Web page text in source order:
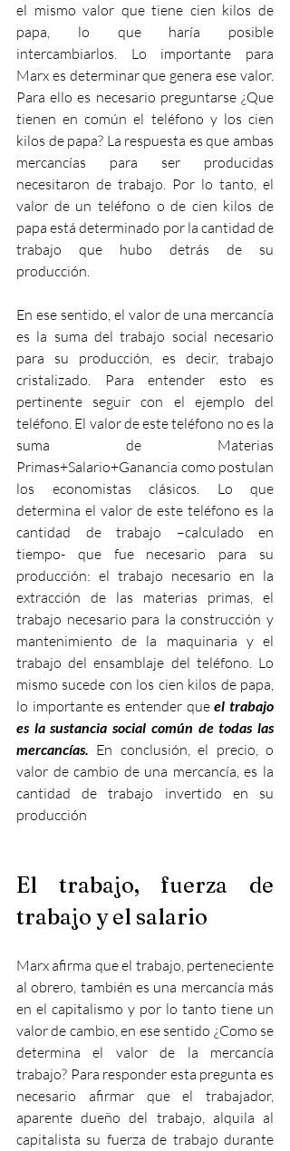
el mismo valor que tiene cien kilos de
papa, lo que haría posible
intercambiarlos. Lo importante para
Marx es determinar que genera ese valor.
Para ello es necesario preguntarse ¿Que
tienen en común el teléfono y los cien
kilos de papa? La respuesta es que ambas
mercancías para ser producidas
necesitaron de trabajo. Por lo tanto, el
valor de un teléfono o de cien kilos de
papa está determinado por la cantidad de
trabajo que hubo detrás de su
producción.
En ese sentido, el valor de una mercancía
es la suma del trabajo social necesario
para su producción, es decir, trabajo
cristalizado. Para entender esto es
pertinente seguir con el ejemplo del
teléfono. El valor de este teléfono no es la
suma de Materias
Primas+Salario+Ganancia como postulan
los economistas clásicos. Lo que
determina el valor de este teléfono es la
cantidad de trabajo –calculado en
tiempo- que fue necesario para su
producción: el trabajo necesario en la
extracción de las materias primas, el
trabajo necesario para la construcción y
mantenimiento de la maquinaria y el
trabajo del ensamblaje del teléfono. Lo
mismo sucede con los cien kilos de papa,
lo importante es entender que el trabajo
es la sustancia social común de todas las
mercancías. En conclusión, el precio, o
valor de cambio de una mercancía, es la
cantidad de trabajo invertido en su
producción
El trabajo, fuerza de
trabajo y el salario
Marx afirma que el trabajo, perteneciente
al obrero, también es una mercancía más
en el capitalismo y por lo tanto tiene un
valor de cambio, en ese sentido ¿Como se
determina el valor de la mercancía
trabajo? Para responder esta pregunta es
necesario afirmar que el trabajador,
aparente dueño del trabajo, alquila al
capitalista su fuerza de trabajo durante